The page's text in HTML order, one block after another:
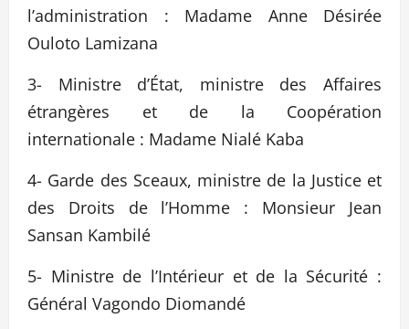
l’administration : Madame Anne Désirée
Ouloto Lamizana
3- Ministre d’État, ministre des Affaires
étrangères et de la Coopération
internationale : Madame Nialé Kaba
4- Garde des Sceaux, ministre de la Justice et
des Droits de l’Homme : Monsieur Jean
Sansan Kambilé
5- Ministre de l’Intérieur et de la Sécurité :
Général Vagondo Diomandé